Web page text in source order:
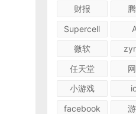
财报
Supercell
微软
任天堂
小游戏
facebook